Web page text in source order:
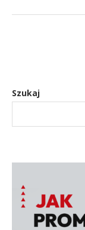
Szukaj